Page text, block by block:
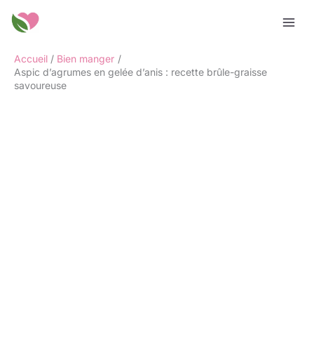
Accueil
Bien manger
Aspic d’agrumes en gelée d’anis : recette brûle-graisse
savoureuse